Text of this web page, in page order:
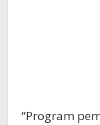
“Program